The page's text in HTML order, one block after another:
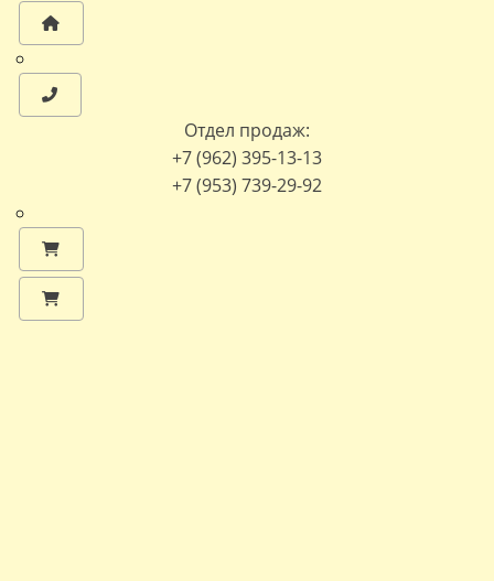
Отдел продаж:
+7 (962) 395-13-13
+7 (953) 739-29-92